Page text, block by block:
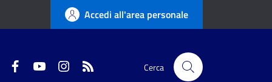
Accedi all'area personale
FacebookYouTubeInstagram Cerca